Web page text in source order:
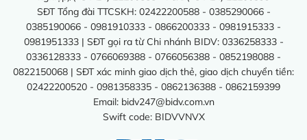
SĐT Tổng đài TTCSKH: 02422200588 - 0385290066 -
0385190066 - 0981910333 - 0866200333 - 0981915333 -
0981951333 | SĐT gọi ra từ Chi nhánh BIDV: 0336258333 -
0336128333 - 0766069388 - 0766056388 - 0852198088 -
0822150068 | SĐT xác minh giao dịch thẻ, giao dịch chuyển tiền:
02422200520 - 0981358335 - 0862136388 - 0862159399
Email: bidv247@bidv.com.vn
Swift code: BIDVVNVX